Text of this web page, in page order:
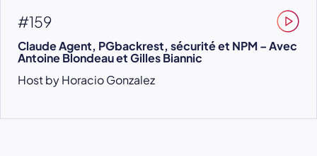
#159
Claude Agent, PGbackrest, sécurité et NPM – Avec
Antoine Blondeau et Gilles Biannic
Host by Horacio Gonzalez